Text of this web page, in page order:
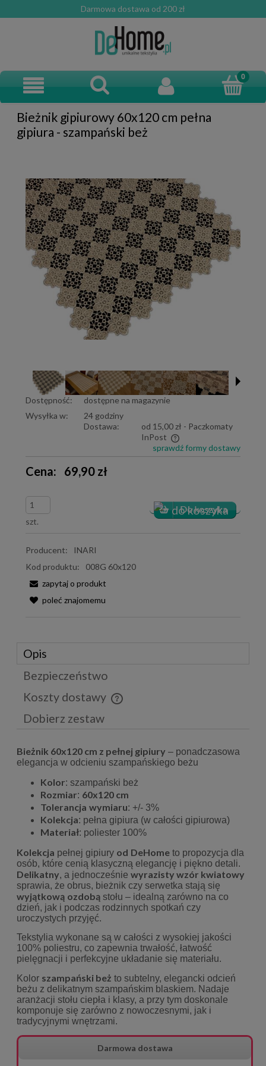
Darmowa dostawa od 200 zł
Bieżnik gipiurowy 60x120 cm pełna
gipiura - szampański beż
Dostępność:
dostępne na magazynie
Wysyłka w:
24 godziny
Dostawa:
od 15,00 zł - Paczkomaty
InPost
Cena nie zawiera ewentualnych kosztów płatności
sprawdź formy dostawy
Cena: 69,90 zł
szt.
Producent:
INARI
Kod produktu:
008G 60x120
zapytaj o produkt
poleć znajomemu
Opis
Bezpieczeństwo
Koszty dostawy
Cena nie zawiera ewentualnych kosztów płatności
Dobierz zestaw
Bieżnik 60x120 cm z pełnej gipiury – ponadczasowa
elegancja w odcieniu szampańskiego beżu
Kolor: szampański beż
Rozmiar: 60x120 cm
Tolerancja wymiaru: +/- 3%
Kolekcja: pełna gipiura (w całości gipiurowa)
Materiał: poliester 100%
Kolekcja pełnej gipiury od DeHome to propozycja dla
osób, które cenią klasyczną elegancję i piękno detali.
Delikatny, a jednocześnie wyrazisty wzór kwiatowy
sprawia, że obrus, bieżnik czy serwetka stają się
wyjątkową ozdobą stołu – idealną zarówno na co
dzień, jak i podczas rodzinnych spotkań czy
uroczystych przyjęć.
Tekstylia wykonane są w całości z wysokiej jakości
100% poliestru, co zapewnia trwałość, łatwość
pielęgnacji i perfekcyjne układanie się materiału.
Kolor szampański beż to subtelny, elegancki odcień
beżu z delikatnym szampańskim blaskiem. Nadaje
aranżacji stołu ciepła i klasy, a przy tym doskonale
komponuje się zarówno z nowoczesnymi, jak i
tradycyjnymi wnętrzami.
Darmowa dostawa